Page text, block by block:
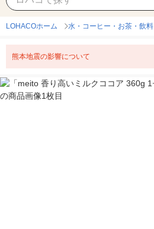
LOHACOホーム 水・コーヒー・お茶・飲料
熊本地震の影響について